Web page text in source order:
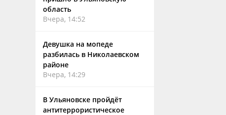
область
Вчера, 14:52
Девушка на мопеде
разбилась в Николаевском
районе
Вчера, 14:29
В Ульяновске пройдёт
антитеррористическое